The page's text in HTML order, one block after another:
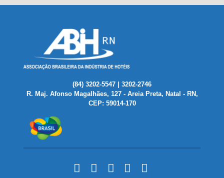
(84) 3202-5547 | 3202-2746
R. Maj. Afonso Magalhães, 127 - Areia Preta, Natal - RN,
CEP: 59014-170